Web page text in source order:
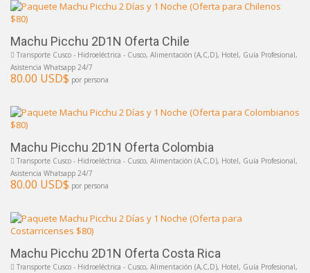
Machu Picchu 2D1N Oferta Chile
Transporte Cusco - Hidroeléctrica - Cusco, Alimentación (A,C,D), Hotel, Guía Profesional,
Asistencia Whatsapp 24/7
80.00 USD$ por persona
Machu Picchu 2D1N Oferta Colombia
Transporte Cusco - Hidroeléctrica - Cusco, Alimentación (A,C,D), Hotel, Guía Profesional,
Asistencia Whatsapp 24/7
80.00 USD$ por persona
Machu Picchu 2D1N Oferta Costa Rica
Transporte Cusco - Hidroeléctrica - Cusco, Alimentación (A,C,D), Hotel, Guía Profesional,